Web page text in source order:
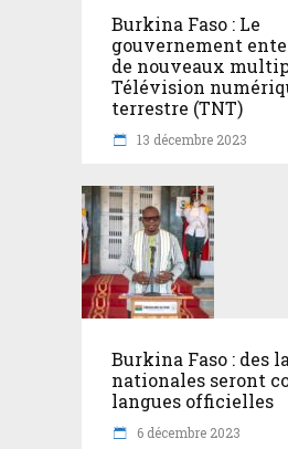
Burkina Faso : Le
gouvernement
de nouveaux
Télévision
terrestre (TNT)
13 décembre 2023
Burkina Faso : des
nationales seront
langues officielles
6 décembre 2023